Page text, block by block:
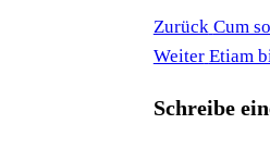
Vorheriger
Beitrag
Zurück Cum
Nächster
Weiter Etiam
Schreibe